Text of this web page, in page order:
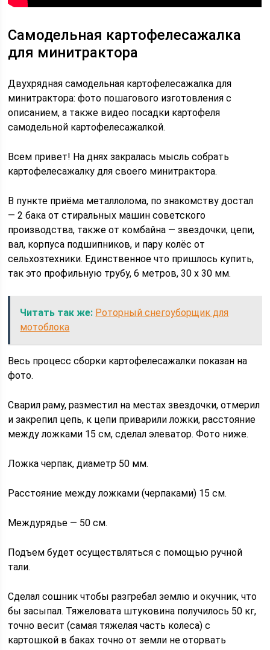
Самодельная картофелесажалка
для минитрактора
Двухрядная самодельная картофелесажалка для
минитрактора: фото пошагового изготовления с
описанием, а также видео посадки картофеля
самодельной картофелесажалкой.
Всем привет! На днях закралась мысль собрать
картофелесажалку для своего минитрактора.
В пункте приёма металлолома, по знакомству достал
— 2 бака от стиральных машин советского
производства, также от комбайна — звездочки, цепи,
вал, корпуса подшипников, и пару колёс от
сельхозтехники. Единственное что пришлось купить,
так это профильную трубу, 6 метров, 30 х 30 мм.
Читать так же: Роторный снегоуборщик для
мотоблока
Весь процесс сборки картофелесажалки показан на
фото.
Сварил раму, разместил на местах звездочки, отмерил
и закрепил цепь, к цепи приварили ложки, расстояние
между ложками 15 см, сделал элеватор. Фото ниже.
Ложка черпак, диаметр 50 мм.
Расстояние между ложками (черпаками) 15 см.
Междурядье — 50 см.
Подъем будет осуществляться с помощью ручной
тали.
Сделал сошник чтобы разгребал землю и окучник, что
бы засыпал. Тяжеловата штуковина получилось 50 кг,
точно весит (самая тяжелая часть колеса) с
картошкой в баках точно от земли не оторвать